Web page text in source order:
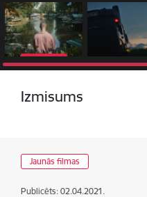
Izmisums
Jaunās filmas
Publicēts: 02.04.2021.